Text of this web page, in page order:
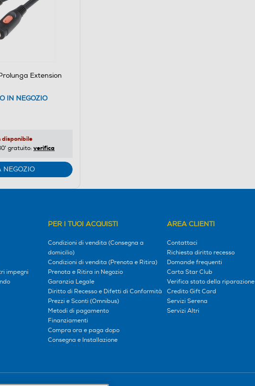
Extension
IN NEGOZIO
disponibile
gratuito: verifica
NEGOZIO
impegni
PER I TUOI ACQUISTI
Condizioni di vendita (Consegna a
domicilio)
Condizioni di vendita (Prenota e Ritira)
Prenota e Ritira in Negozio
Garanzia Legale
Diritto di Recesso e Difetti di Conformità
Prezzi e Sconti (Omnibus)
Metodi di pagamento
Finanziamenti
Compra ora e paga dopo
Consegna e Installazione
AREA CLIENTI
Contattaci
Richiesta diritto recesso
Domande frequenti
Carta Star Club
Verifica stato della riparazione
Credito Gift Card
Servizi Serena
Servizi Altri